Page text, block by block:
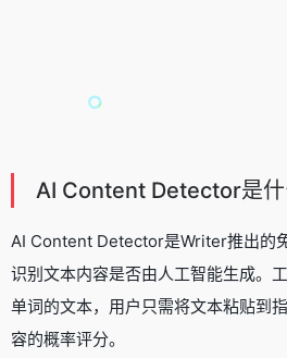
AI Content Detector是什
AI Content Detector是Writer推出的
识别文本内容是否由人工智能生成。
单词的文本，用户只需将文本粘贴到
容的概率评分。